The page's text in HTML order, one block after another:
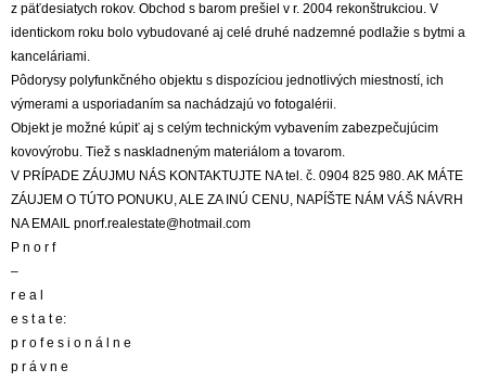
z päťdesiatych rokov. Obchod s barom prešiel v r. 2004 rekonštrukciou. V
identickom roku bolo vybudované aj celé druhé nadzemné podlažie s bytmi a
kanceláriami.
Pôdorysy polyfunkčného objektu s dispozíciou jednotlivých miestností, ich
výmerami a usporiadaním sa nachádzajú vo fotogalérii.
Objekt je možné kúpiť aj s celým technickým vybavením zabezpečujúcim
kovovýrobu. Tiež s naskladneným materiálom a tovarom.
V PRÍPADE ZÁUJMU NÁS KONTAKTUJTE NA tel. č. 0904 825 980. AK MÁTE
ZÁUJEM O TÚTO PONUKU, ALE ZA INÚ CENU, NAPÍŠTE NÁM VÁŠ NÁVRH
NA EMAIL pnorf.realestate@hotmail.com
P n o r f
–
r e a l
e s t a t e:
p r o f e s i o n á l n e
p r á v n e